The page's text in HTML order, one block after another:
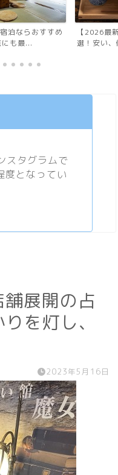
泊ならおすすめ
も最...
【2026最
選！安い
スタグラムで
となってい
展開の占
を灯し、
2023年5月16日